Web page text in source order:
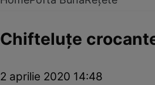
Chifteluţe
2 aprilie 2020 14:48